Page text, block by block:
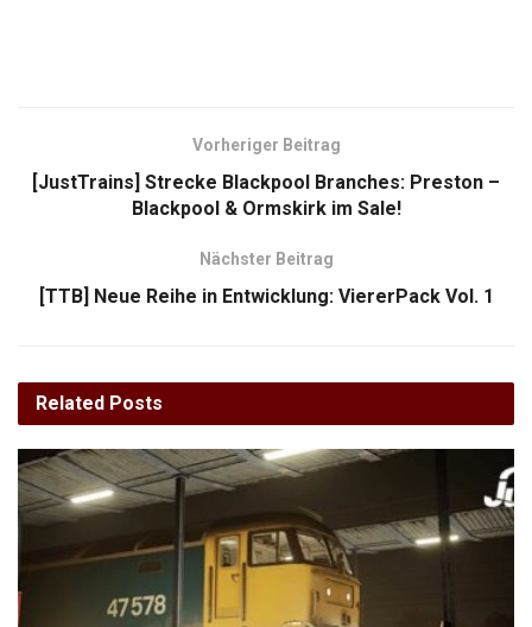
Vorheriger Beitrag
[JustTrains] Strecke Blackpool Branches: Preston –
Blackpool & Ormskirk im Sale!
Nächster Beitrag
[TTB] Neue Reihe in Entwicklung: ViererPack Vol. 1
Related Posts